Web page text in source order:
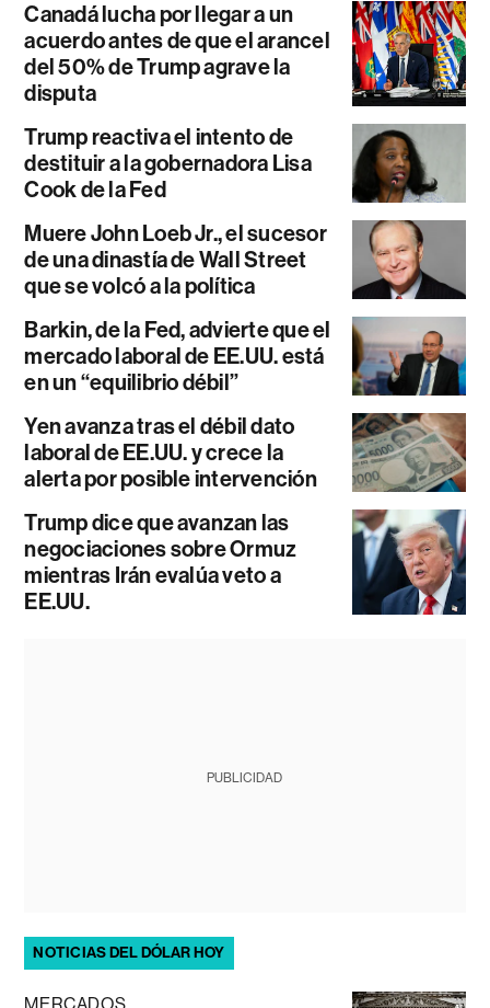
Canadá lucha por llegar a un
acuerdo antes de que el arancel
del 50% de Trump agrave la
disputa
Trump reactiva el intento de
destituir a la gobernadora Lisa
Cook de la Fed
Muere John Loeb Jr., el sucesor
de una dinastía de Wall Street
que se volcó a la política
Barkin, de la Fed, advierte que el
mercado laboral de EE.UU. está
en un “equilibrio débil”
Yen avanza tras el débil dato
laboral de EE.UU. y crece la
alerta por posible intervención
Trump dice que avanzan las
negociaciones sobre Ormuz
mientras Irán evalúa veto a
EE.UU.
PUBLICIDAD
NOTICIAS DEL DÓLAR HOY